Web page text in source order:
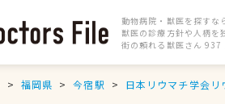
動物病院・獣医を探すな
獣医の診療方針や人柄を
街の頼れる獣医さん
福岡県 今宿駅 日本リウマチ学会リ